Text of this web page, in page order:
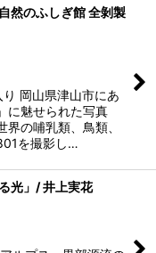
然のふしぎ館 全剝製
岡山県津山市にあ
に魅せられた写真
の哺乳類、鳥類、
を撮影し…
光」/ 井上実花